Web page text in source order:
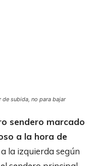
de subida, no para bajar
sendero marcado
a la hora de
la izquierda según